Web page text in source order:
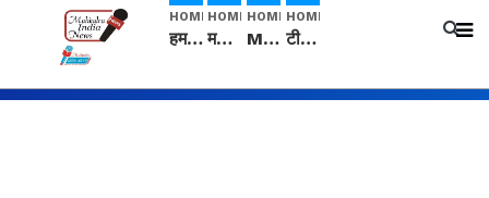
HOME
हम सनातनी..." सांसद kangana Ranaut से क्या बोली लड़की? Viral Jantar-Mantar | CJP protest
HOME
मनीषा हत्याकांड: हत्या, आत्महत्या या कोई बड़ा राज? | Full Story | Josh Haryana
HOME
Mangalsutra: हिंदू धर्म में शादी के बाद मंगलसूत्र क्यों पहनती है महिलाएं, किसने शुरु की ये परंपरा
HOME
टीम बीकेई ने एग्रीकल्चर ग्रेड की यूरिया खाद गट्टों में बदलकर टेक्निकल ग्रेड में बेचने वालों पर करवाई कार्रवाई: लखविंदर सिंह औलख